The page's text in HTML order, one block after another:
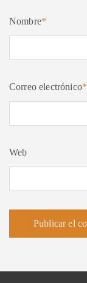
Nombre*
Correo electrónico*
Web